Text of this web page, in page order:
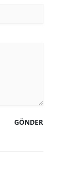
GÖNDER